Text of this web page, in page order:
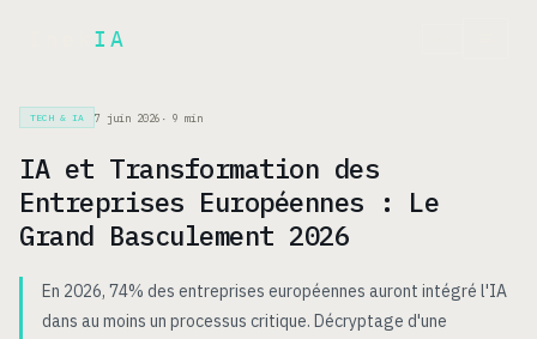
IA
TECH & IA 7 juin 2026 · 9 min
IA et Transformation des
Entreprises Européennes : Le
Grand Basculement 2026
En 2026, 74% des entreprises européennes auront intégré l'IA
dans au moins un processus critique. Décryptage d'une